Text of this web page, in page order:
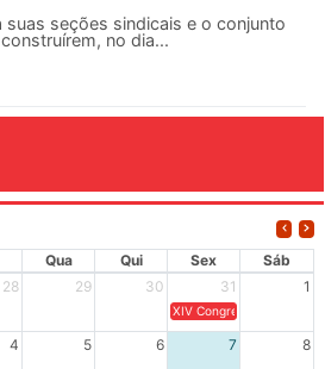
suas seções sindicais e o conjunto
no dia...
Qua Qui Sex
Sáb
28 29 30 31 1
XIV Congresso Brasileiro
4 5 6 7 8